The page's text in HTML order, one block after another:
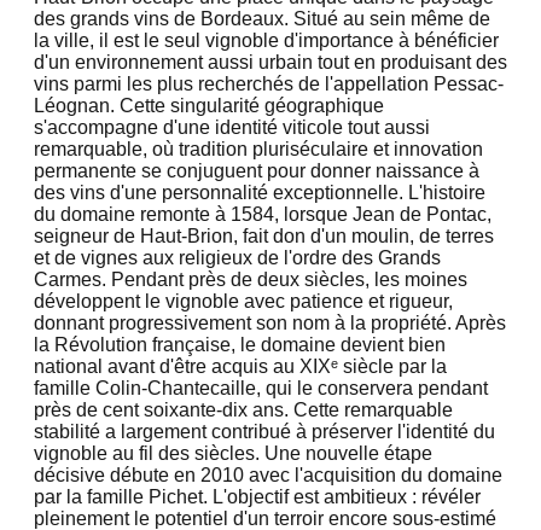
des grands vins de Bordeaux. Situé au sein même de
la ville, il est le seul vignoble d'importance à bénéficier
d'un environnement aussi urbain tout en produisant des
vins parmi les plus recherchés de l'appellation Pessac-
Léognan. Cette singularité géographique
s'accompagne d'une identité viticole tout aussi
remarquable, où tradition pluriséculaire et innovation
permanente se conjuguent pour donner naissance à
des vins d'une personnalité exceptionnelle. L'histoire
du domaine remonte à 1584, lorsque Jean de Pontac,
seigneur de Haut-Brion, fait don d'un moulin, de terres
et de vignes aux religieux de l'ordre des Grands
Carmes. Pendant près de deux siècles, les moines
développent le vignoble avec patience et rigueur,
donnant progressivement son nom à la propriété. Après
la Révolution française, le domaine devient bien
national avant d'être acquis au XIXᵉ siècle par la
famille Colin-Chantecaille, qui le conservera pendant
près de cent soixante-dix ans. Cette remarquable
stabilité a largement contribué à préserver l'identité du
vignoble au fil des siècles. Une nouvelle étape
décisive débute en 2010 avec l'acquisition du domaine
par la famille Pichet. L'objectif est ambitieux : révéler
pleinement le potentiel d'un terroir encore sous-estimé